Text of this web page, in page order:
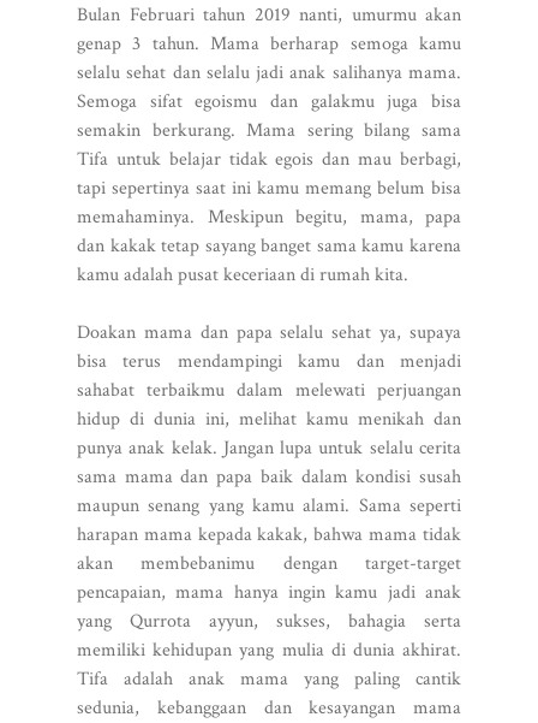
Bulan Februari tahun 2019 nanti, umurmu akan
genap 3 tahun. Mama berharap semoga kamu
selalu sehat dan selalu jadi anak salihanya mama.
Semoga sifat egoismu dan galakmu juga bisa
semakin berkurang. Mama sering bilang sama
Tifa untuk belajar tidak egois dan mau berbagi,
tapi sepertinya saat ini kamu memang belum bisa
memahaminya. Meskipun begitu, mama, papa
dan kakak tetap sayang banget sama kamu karena
kamu adalah pusat keceriaan di rumah kita.
Doakan mama dan papa selalu sehat ya, supaya
bisa terus mendampingi kamu dan menjadi
sahabat terbaikmu dalam melewati perjuangan
hidup di dunia ini, melihat kamu menikah dan
punya anak kelak. Jangan lupa untuk selalu cerita
sama mama dan papa baik dalam kondisi susah
maupun senang yang kamu alami. Sama seperti
harapan mama kepada kakak, bahwa mama tidak
akan membebanimu dengan target-target
pencapaian, mama hanya ingin kamu jadi anak
yang Qurrota ayyun, sukses, bahagia serta
memiliki kehidupan yang mulia di dunia akhirat.
Tifa adalah anak mama yang paling cantik
sedunia, kebanggaan dan kesayangan mama